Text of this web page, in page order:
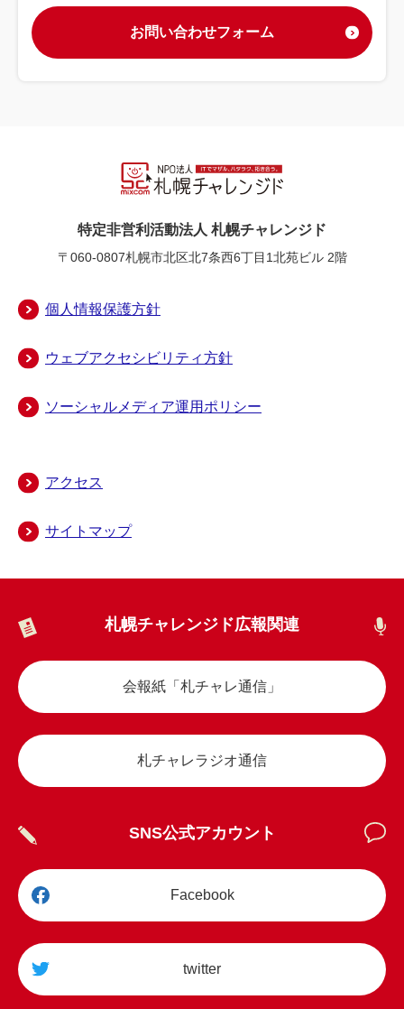
お問い合わせフォーム
特定非営利活動法人 札幌チャレンジド
〒060-0807札幌市北区北7条西6丁目1北苑ビル 2階
個人情報保護方針
ウェブアクセシビリティ方針
ソーシャルメディア運用ポリシー
アクセス
サイトマップ
札幌チャレンジド広報関連
会報紙「札チャレ通信」
札チャレラジオ通信
SNS公式アカウント
Facebook
twitter